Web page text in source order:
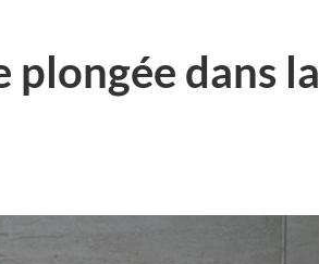
plongée dans la